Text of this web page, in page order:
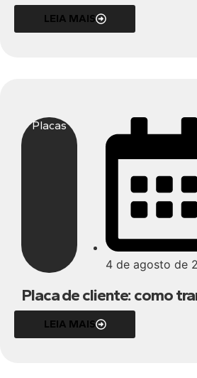
LEIA MAIS
Placas
4 de agosto de
Placa de cliente: como
LEIA MAIS